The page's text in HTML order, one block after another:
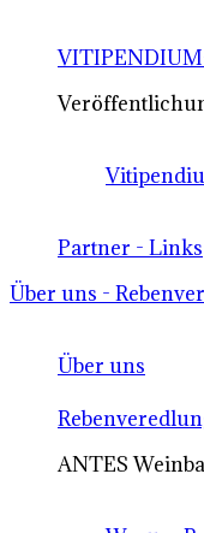
Partner - Links
Über uns -
Über uns
ANTES